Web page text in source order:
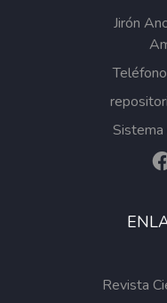
Jirón
Revista